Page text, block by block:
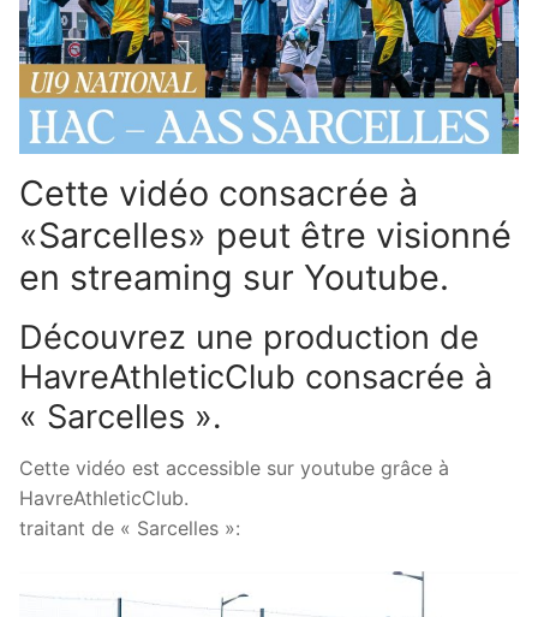
Cette vidéo consacrée à
«Sarcelles» peut être visionné
en streaming sur Youtube.
Découvrez une production de
HavreAthleticClub consacrée à
« Sarcelles ».
Cette vidéo est accessible sur youtube grâce à
HavreAthleticClub.
traitant de « Sarcelles »: